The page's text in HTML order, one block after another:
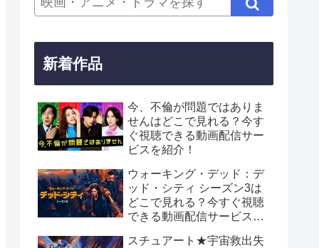
新着作品
今、不倫が問題ではありま
せんはどこで見れる？今す
ぐ視聴できる動画配信サー
ビスを紹介！
ウォーキング・デッド：デ
ッド・シティ シーズン3は
どこで見れる？今すぐ視聴
できる動画配信サービスを
スチュアート★宇宙救出失